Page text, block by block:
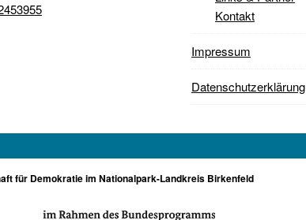
Kontakt
Impressum
Datenschutzerklärung
für Demokratie im Nationalpark-Landkreis Birkenfeld